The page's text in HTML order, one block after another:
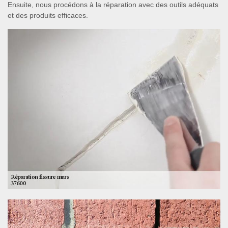
Ensuite, nous procédons à la réparation avec des outils adéquats
et des produits efficaces.